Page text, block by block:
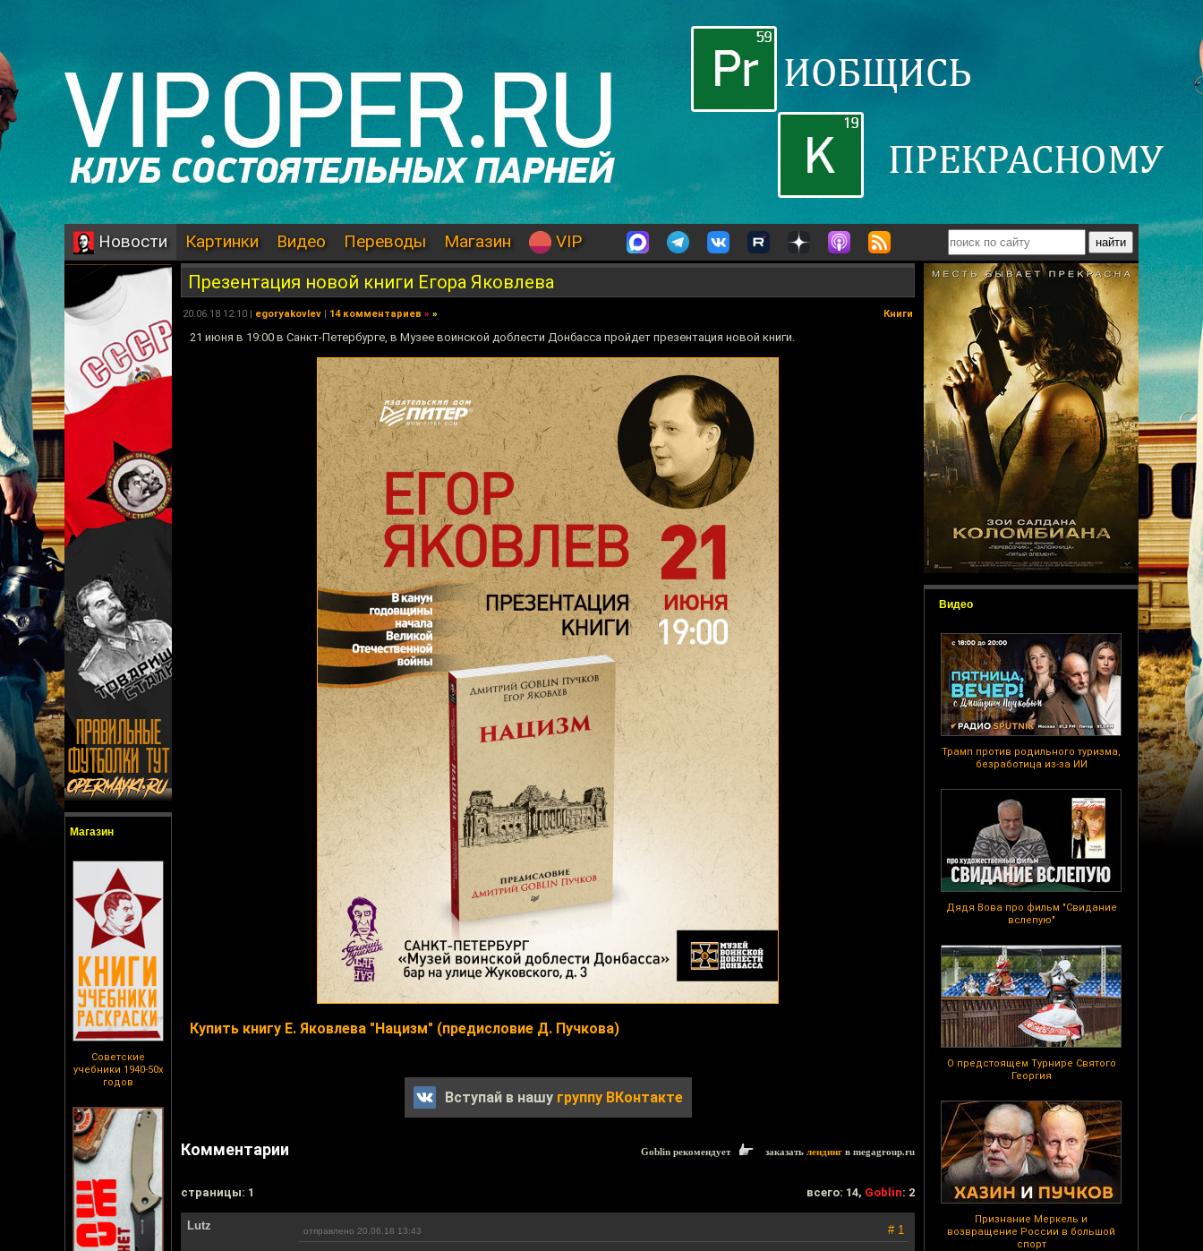
Новости Картинки Видео Переводы Магазин VIP
Магазин
Советские
учебники 1940-50х
годов
Видео
Трамп против родильного туризма,
безработица из-за ИИ
Дядя Вова про фильм "Свидание
вслепую"
О предстоящем Турнире Святого
Георгия
Признание Меркель и
возвращение России в большой
спорт
Презентация новой книги Егора Яковлева
20.06.18 12:10 | egoryakovlev | 14 комментариев » » Книги
21 июня в 19:00 в Санкт-Петербурге, в Музее воинской доблести Донбасса пройдет презентация новой книги.
Купить книгу Е. Яковлева "Нацизм" (предисловие Д. Пучкова)
Вступай в нашу группу ВКонтакте
Комментарии Goblin рекомендует заказать лендинг в megagroup.ru
cтраницы: 1 всего: 14, Goblin: 2
Lutz отправлено 20.06.18 13:43 # 1